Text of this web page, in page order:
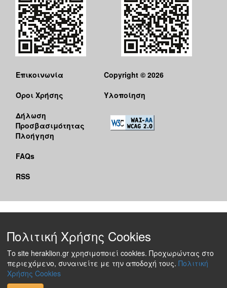
Επικοινωνία
Όροι Χρήσης
Δήλωση
Προσβασιμότητας
Πλοήγηση
FAQs
RSS
Copyright © 2026
Υλοποίηση
Πολιτική Χρήσης Cookies
Το site heraklion.gr χρησιμοποιεί cookies. Προχωρώντας στο
περιεχόμενο, συναινείτε με την αποδοχή τους. Πολιτική
Χρήσης Cookies